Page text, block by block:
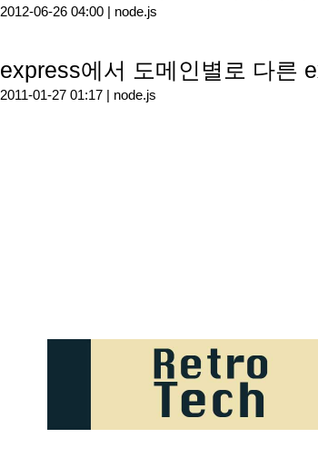
2012-06-26 04:00 | node.js
express에서 도메인별로 다른
2011-01-27 01:17 | node.js